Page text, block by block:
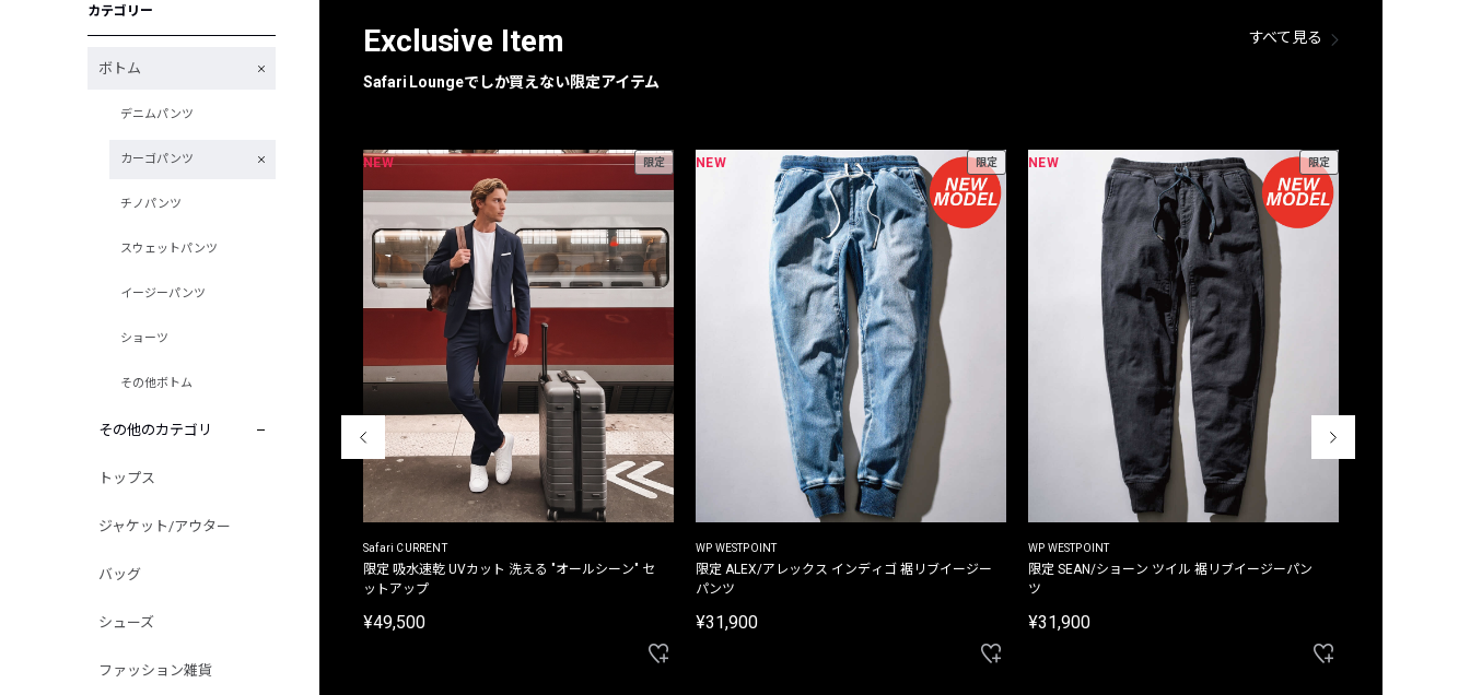
カテゴリー
ボトム
デニムパンツ
カーゴパンツ
チノパンツ
スウェットパンツ
イージーパンツ
ショーツ
その他ボトム
その他のカテゴリ
トップス
ジャケット/アウター
バッグ
シューズ
ファッション雑貨
Exclusive Item
Safari Loungeでしか買えない限定アイテム
すべて見る
別注限定 フード付き チェックシャツジャケット
NEW 限定
Safari CURRENT
限定 吸水速乾 UVカット 洗える "オールシーン" セ
ットアップ
¥49,500
NEW 限定
WP WESTPOINT
限定 ALEX/アレックス インディゴ 裾リブイージー
パンツ
¥31,900
NEW 限定
WP WESTPOINT
限定 SEAN/ショーン ツイル 裾リブイージーパン
ツ
¥31,900